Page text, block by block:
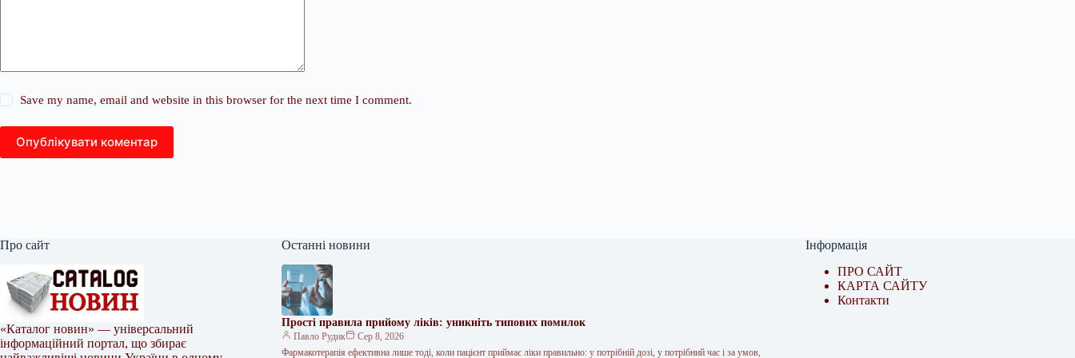
Save my name, email and website in this browser for the next time I comment.
Опублікувати коментар
Про сайт
«Каталог новин» — універсальний
інформаційний портал, що збирає
Останні новини
Прості правила прийому ліків: уникніть типових помилок
Павло Рудик
Сер 8, 2026
Фармакотерапія ефективна лише тоді, коли пацієнт приймає ліки правильно: у потрібній дозі, у потрібний час і за умов,
Інформація
ПРО САЙТ
КАРТА САЙТУ
Контакти